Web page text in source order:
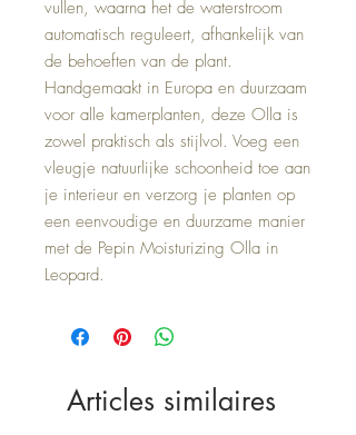
vullen, waarna het de waterstroom
automatisch reguleert, afhankelijk van
de behoeften van de plant.
Handgemaakt in Europa en duurzaam
voor alle kamerplanten, deze Olla is
zowel praktisch als stijlvol. Voeg een
vleugje natuurlijke schoonheid toe aan
je interieur en verzorg je planten op
een eenvoudige en duurzame manier
met de Pepin Moisturizing Olla in
Leopard.
Articles similaires